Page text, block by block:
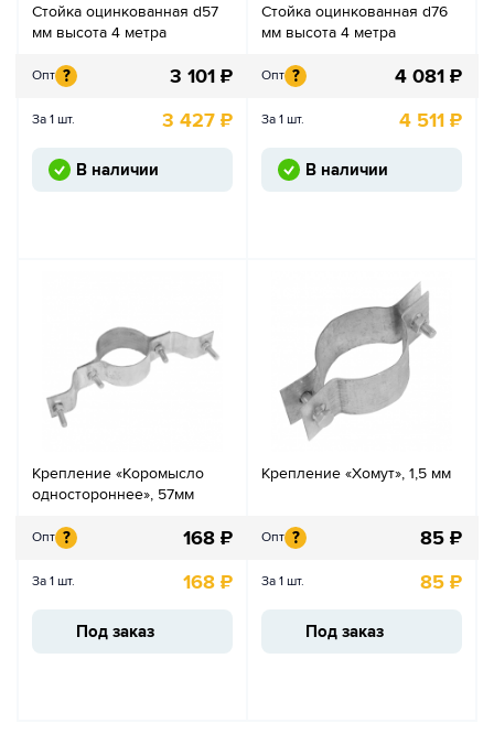
Стойка оцинкованная d57
мм высота 4 метра
Опт ? 3 101 ₽
За 1 шт. 3 427 ₽
В наличии
Стойка оцинкованная d76
мм высота 4 метра
Опт ? 4 081 ₽
За 1 шт. 4 511 ₽
В наличии
Крепление «Коромысло
одностороннее», 57мм
Опт ? 168 ₽
За 1 шт. 168 ₽
Под заказ
Крепление «Хомут», 1,5 мм
Опт ? 85 ₽
За 1 шт. 85 ₽
Под заказ